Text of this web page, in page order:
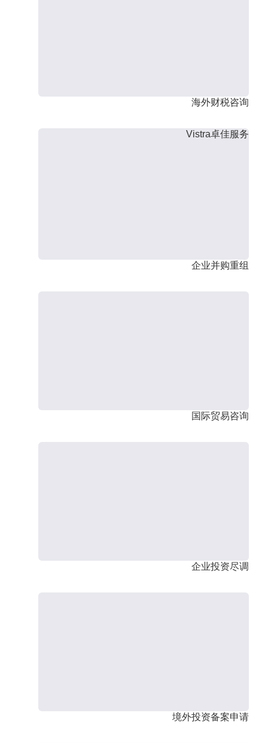
海外财税咨询
Vistra卓佳服务
企业并购重组
国际贸易咨询
企业投资尽调
境外投资备案申请